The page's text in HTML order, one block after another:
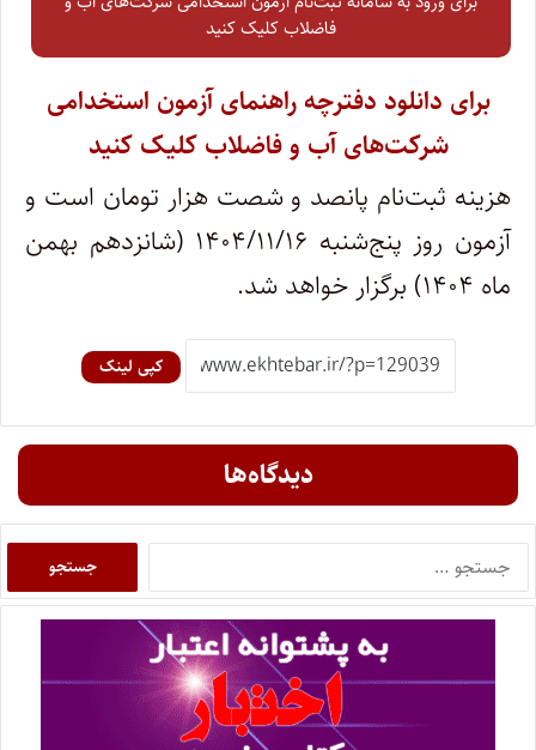
فاضلاب کلیک کنید
برای دانلود دفترچه راهنمای آزمون استخدامی
شرکت‌های آب و فاضلاب کلیک کنید
هزینه ثبت‌نام پانصد و شصت هزار تومان است و
آزمون روز پنج‌شنبه ۱۴۰۴/۱۱/۱۶ (شانزدهم بهمن
ماه‌ ۱۴۰۴) برگزار خواهد شد.
کپی لینک
دیدگاه‌ها